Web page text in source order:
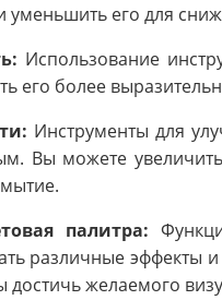
уменьшить его для
Использование
его более
Инструменты для
Вы можете
палитра:
различные эффекты
желаемого